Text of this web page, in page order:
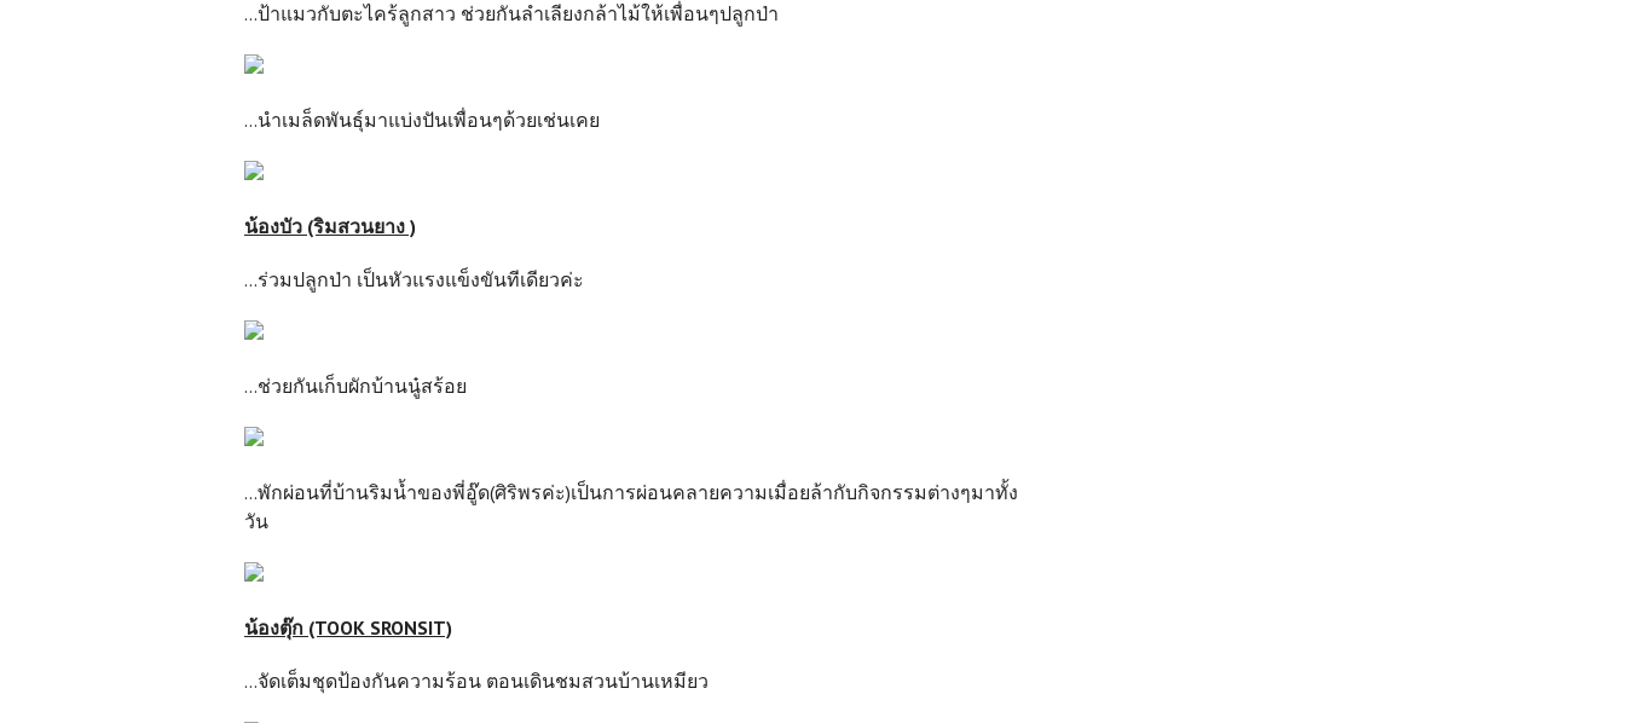
...ป้าแมวกับตะไคร้ลูกสาว ช่วยกันลำเลียงกล้าไม้ให้เพื่อนๆปลูกป่า
...นำเมล็ดพันธุ์มาแบ่งปันเพื่อนๆด้วยเช่นเคย
น้องบัว (ริมสวนยาง )
...ร่วมปลูกป่า เป็นหัวแรงแข็งขันทีเดียวค่ะ
...ช่วยกันเก็บผักบ้านนู๋สร้อย
...พักผ่อนที่บ้านริมน้ำของพี่อู๊ด(ศิริพรค่ะ)เป็นการผ่อนคลายความเมื่อยล้ากับกิจกรรมต่างๆมาทั้ง
วัน
น้องตุ๊ก (TOOK SRONSIT)
...จัดเต็มชุดป้องกันความร้อน ตอนเดินชมสวนบ้านเหมียว